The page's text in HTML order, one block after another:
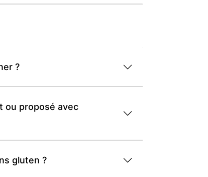
?
ou proposé avec
gluten ?